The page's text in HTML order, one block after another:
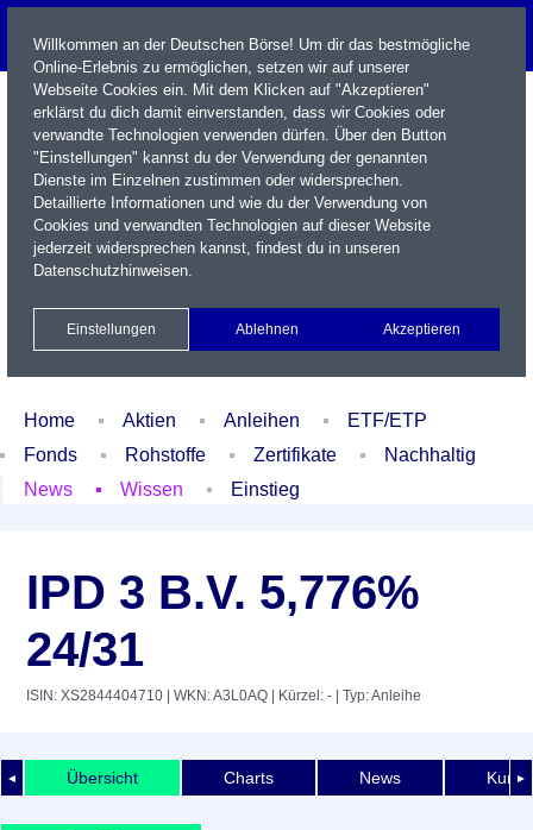
Name / WKN / ISIN / Kürzel
Xetra Realtime
Watchlist Portfolio Login
Home Aktien Anleihen
ETF/ETP
Fonds
Rohstoffe Zertifikate
Nachhaltig
News
Wissen Einstieg
IPD 3 B.V. 5,776%
24/31
ISIN: XS2844404710 | WKN: A3L0AQ | Kürzel: - | Typ: Anleihe
◄ ►
Übersicht Charts News
Willkommen an der Deutschen Börse! Um dir das bestmögliche
Online-Erlebnis zu ermöglichen, setzen wir auf unserer
Webseite Cookies ein. Mit dem Klicken auf "Akzeptieren"
erklärst du dich damit einverstanden, dass wir Cookies oder
verwandte Technologien verwenden dürfen. Über den Button
"Einstellungen" kannst du der Verwendung der genannten
Dienste im Einzelnen zustimmen oder widersprechen.
Detaillierte Informationen und wie du der Verwendung von
Cookies und verwandten Technologien auf dieser Website
jederzeit widersprechen kannst, findest du in unseren
Datenschutzhinweisen.
Einstellungen Ablehnen Akzeptieren